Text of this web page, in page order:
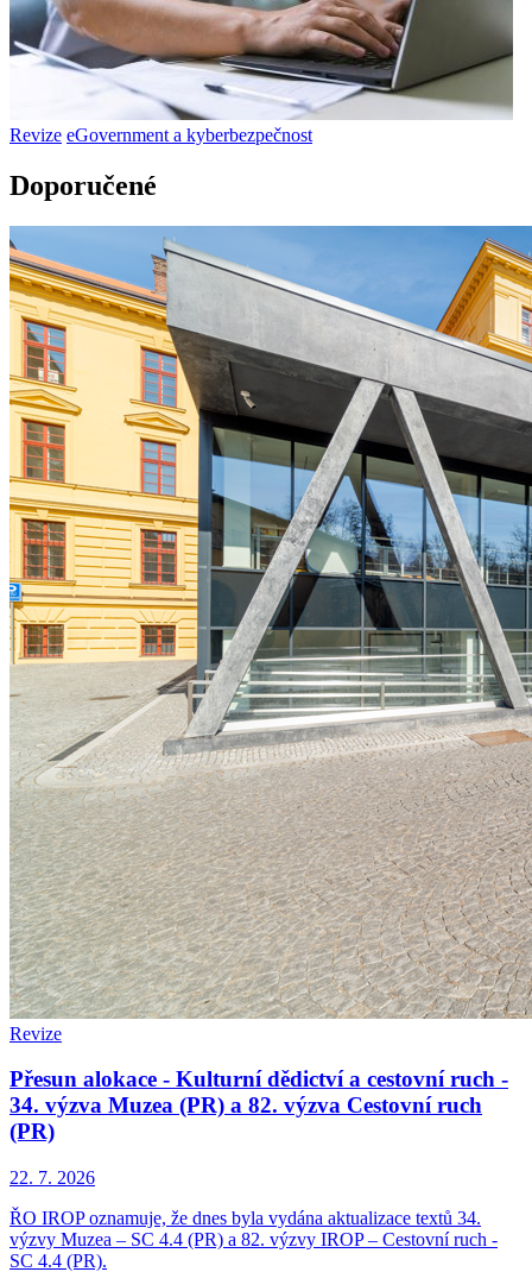
Revize eGovernment a kyberbezpečnost
Doporučené
Revize
Přesun alokace - Kulturní dědictví a cestovní ruch -
34. výzva Muzea (PR) a 82. výzva Cestovní ruch
(PR)
22. 7. 2026
ŘO IROP oznamuje, že dnes byla vydána aktualizace textů 34.
výzvy Muzea – SC 4.4 (PR) a 82. výzvy IROP – Cestovní ruch -
SC 4.4 (PR).